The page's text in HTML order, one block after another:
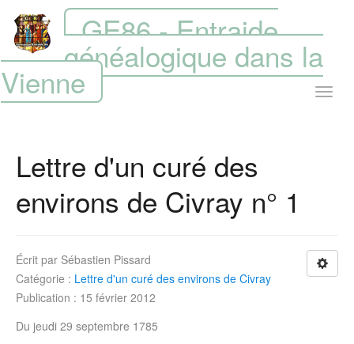
GE86 - Entraide
généalogique dans la
Vienne
Lettre d'un curé des
environs de Civray n° 1
Écrit par Sébastien Pissard
Catégorie : Lettre d'un curé des environs de Civray
Publication : 15 février 2012
Du jeudi 29 septembre 1785